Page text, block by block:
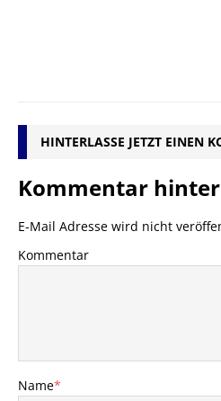
HINTERLASSE JETZT EINEN
Kommentar
E-Mail Adresse wird nicht
Kommentar
Name*